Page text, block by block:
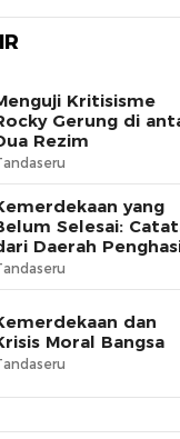
Kritisisme
Gerung di
Rezim
yang
Selesai:
Daerah
dan
Moral Bangsa